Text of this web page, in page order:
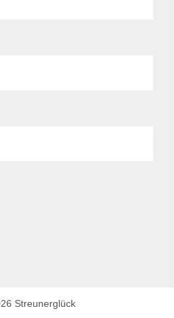
Streunerglück